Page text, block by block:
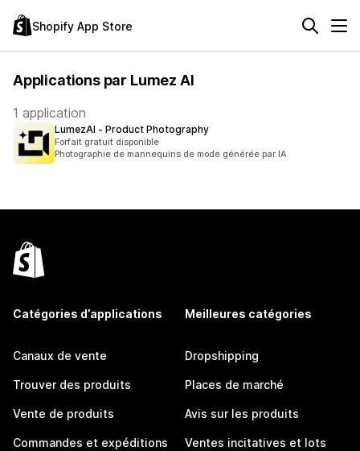
Shopify App Store
Applications par Lumez AI
1 application
LumezAI ‑ Product Photography
Forfait gratuit disponible
Photographie de mannequins de mode générée par IA
Catégories d’applications
Canaux de vente
Trouver des produits
Vente de produits
Commandes et expéditions
Meilleures catégories
Dropshipping
Places de marché
Avis sur les produits
Ventes incitatives et lots